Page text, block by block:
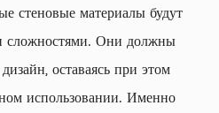
стеновые материалы будут
сложностями. Они должны
оставаясь при этом
использовании. Именно